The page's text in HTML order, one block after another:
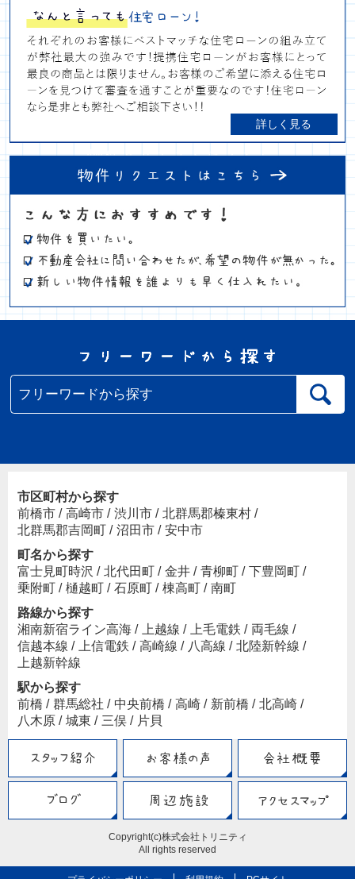
詳しく見る
市区町村から探す
前橋市 / 高崎市 / 渋川市 / 北群馬郡榛東村 /
北群馬郡吉岡町 / 沼田市 / 安中市
町名から探す
富士見町時沢 / 北代田町 / 金井 / 青柳町 / 下豊岡町 /
乗附町 / 樋越町 / 石原町 / 棟高町 / 南町
路線から探す
湘南新宿ライン高海 / 上越線 / 上毛電鉄 / 両毛線 /
信越本線 / 上信電鉄 / 高崎線 / 八高線 / 北陸新幹線 /
上越新幹線
駅から探す
前橋 / 群馬総社 / 中央前橋 / 高崎 / 新前橋 / 北高崎 /
八木原 / 城東 / 三俣 / 片貝
Copyright(c)株式会社トリニティ
All rights reserved